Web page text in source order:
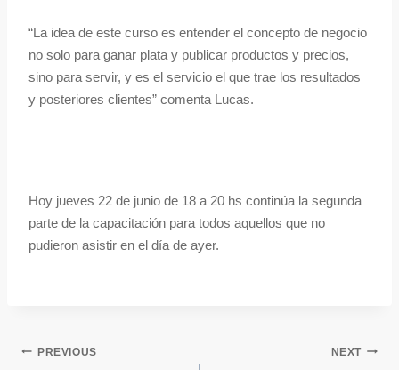
“La idea de este curso es entender el concepto de negocio
no solo para ganar plata y publicar productos y precios,
sino para servir, y es el servicio el que trae los resultados
y posteriores clientes” comenta Lucas.
Hoy jueves 22 de junio de 18 a 20 hs continúa la segunda
parte de la capacitación para todos aquellos que no
pudieron asistir en el día de ayer.
PREVIOUS NEXT